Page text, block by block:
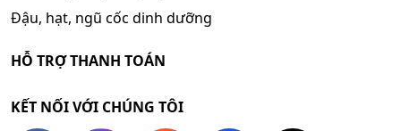
Đậu, hạt, ngũ cốc dinh dưỡng
HỖ TRỢ THANH TOÁN
KẾT NỐI VỚI CHÚNG TÔI